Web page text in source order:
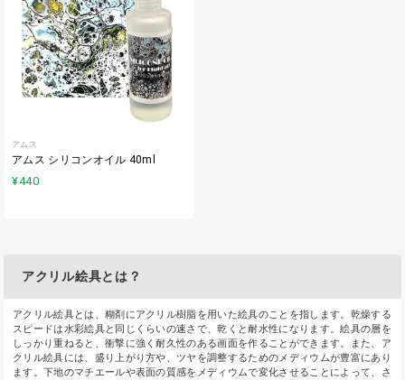
アムス
アムス シリコンオイル 40ml
¥440
アクリル絵具とは？
アクリル絵具とは、糊剤にアクリル樹脂を用いた絵具のことを指します。乾燥する
スピードは水彩絵具と同じくらいの速さで、乾くと耐水性になります。絵具の層を
しっかり重ねると、衝撃に強く耐久性のある画面を作ることができます。また、ア
クリル絵具には、盛り上がり方や、ツヤを調整するためのメディウムが豊富にあり
ます。下地のマチエールや表面の質感をメディウムで変化させることによって、さ